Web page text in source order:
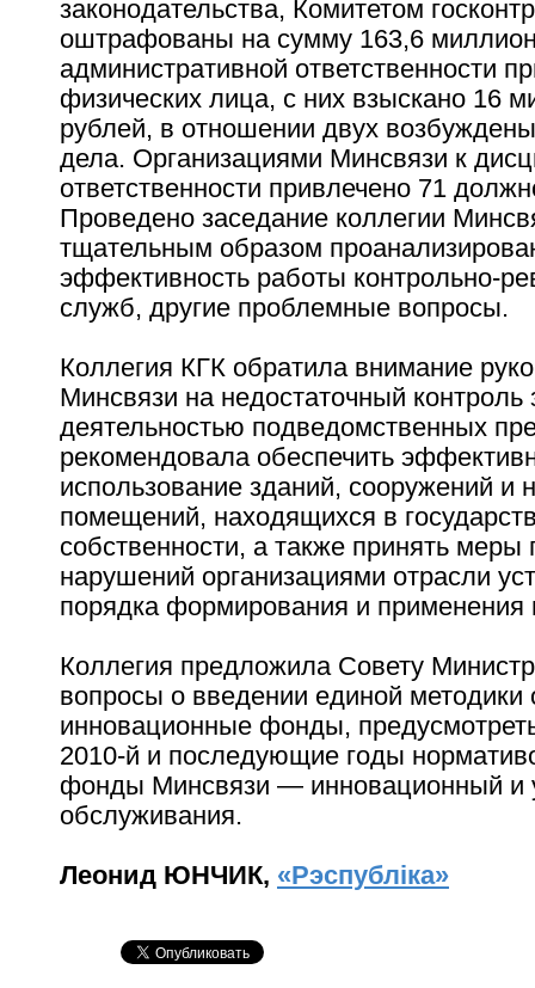
законодательства, Комитетом
оштрафованы на сумму 163,6
административной ответственности
физических лица, с них взыскано 16
рублей, в отношении двух
дела. Организациями Минсвязи к
ответственности привлечено 71
Проведено заседание коллегии
тщательным образом
эффективность работы контрольно-
служб, другие проблемные вопросы.
Коллегия КГК обратила внимание
Минсвязи на недостаточный контроль
деятельностью подведомственных
рекомендовала обеспечить
использование зданий, сооружений и
помещений, находящихся в
собственности, а также принять
нарушений организациями отрасли
порядка формирования и применения
Коллегия предложила Совету
вопросы о введении единой методики
инновационные фонды,
2010-й и последующие годы
фонды Минсвязи — инновационный и
обслуживания.
Леонид ЮНЧИК, «Рэспублiка»